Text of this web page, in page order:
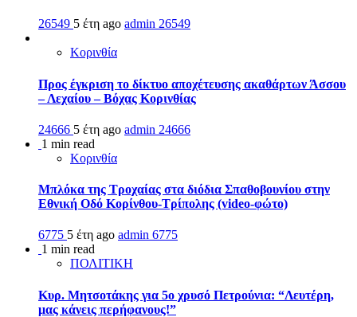
26549 5 έτη ago admin 26549
Κορινθία
Προς έγκριση το δίκτυο αποχέτευσης ακαθάρτων Άσσου
– Λεχαίου – Βόχας Κορινθίας
24666 5 έτη ago admin 24666
1 min read
Κορινθία
Μπλόκα της Τροχαίας στα διόδια Σπαθοβουνίου στην
Εθνική Οδό Κορίνθου-Τρίπολης (video-φώτο)
6775 5 έτη ago admin 6775
1 min read
ΠΟΛΙΤΙΚΗ
Κυρ. Μητσοτάκης για 5ο χρυσό Πετρούνια: “Λευτέρη,
μας κάνεις περήφανους!”